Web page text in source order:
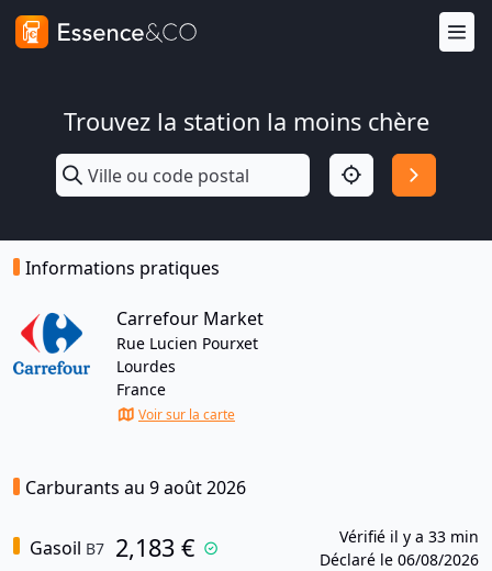
Trouvez la station la moins chère
Informations pratiques
Carrefour Market
Rue Lucien Pourxet
Lourdes
France
Voir sur la carte
Carburants au 9 août 2026
Gasoil B7 2,183 €
Vérifié il y a 33 min
Déclaré le 06/08/2026